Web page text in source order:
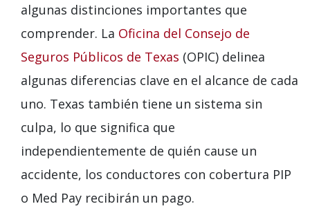
algunas distinciones importantes que
comprender. La Oficina del Consejo de
Seguros Públicos de Texas (OPIC) delinea
algunas diferencias clave en el alcance de cada
uno. Texas también tiene un sistema sin
culpa, lo que significa que
independientemente de quién cause un
accidente, los conductores con cobertura PIP
o Med Pay recibirán un pago.